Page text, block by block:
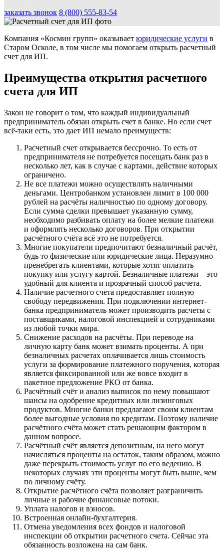
заказать звонок 8 (800) 555-83-54
Компания «Космин групп» оказывает юридические услуги в
Старом Осколе, в том числе мы помогаем открыть расчетный
счет для ИП.
Преимущества открытия расчетного
счета для ИП
Закон не говорит о том, что каждый индивидуальный
предприниматель обязан открыть счет в банке. Но если счет
всё-таки есть, это дает ИП немало преимуществ:
Расчетный счет открывается бессрочно. То есть от
предпринимателя не потребуется посещать банк раз в
несколько лет, как в случае с картами, действие которых
ограничено.
Не все платежи можно осуществлять наличными
деньгами. Центробанком установлен лимит в 100 000
рублей на расчёты наличностью по одному договору.
Если сумма сделки превышает указанную сумму,
необходимо разбивать оплату на более мелкие платежи
и оформлять несколько договоров. При открытии
расчётного счёта всё это не потребуется.
Многие покупатели предпочитают безналичный расчёт,
будь то физические или юридические лица. Неразумно
пренебрегать клиентами, которые хотят оплатить
покупку или услугу картой. Безналичные платежи – это
удобный для клиента и прозрачный способ расчета.
Наличие расчетного счета предоставляет полную
свободу передвижения. При подключении интернет-
банка предприниматель может производить расчеты с
поставщиками, налоговой инспекцией и сотрудниками
из любой точки мира.
Снижение расходов на расчёты. При переводе на
личную карту банк может взимать проценты. А при
безналичных расчетах оплачивается лишь стоимость
услуги за формирование платежного поручения, которая
является фиксированной или же вовсе входит в
пакетное предложение РКО от банка.
Расчётный счёт и анализ выписок по нему повышают
шансы на одобрение кредитных или лизинговых
продуктов. Многие банки предлагают своим клиентам
более выгодные условия по кредитам. Поэтому наличие
расчётного счёта может стать решающим фактором в
данном вопросе.
Расчётный счёт является депозитным, на него могут
начисляться проценты на остаток, таким образом, можно
даже перекрыть стоимость услуг по его ведению. В
некоторых случаях эти проценты могут быть выше, чем
по личному счёту.
Открытие расчётного счёта позволяет разграничить
личные и рабочие финансовые потоки.
Уплата налогов и взносов.
Встроенная онлайн-бухгалтерия.
Отмена уведомления всех фондов и налоговой
инспекции об открытии расчетного счета. Сейчас эта
обязанность возложена на сам банк.